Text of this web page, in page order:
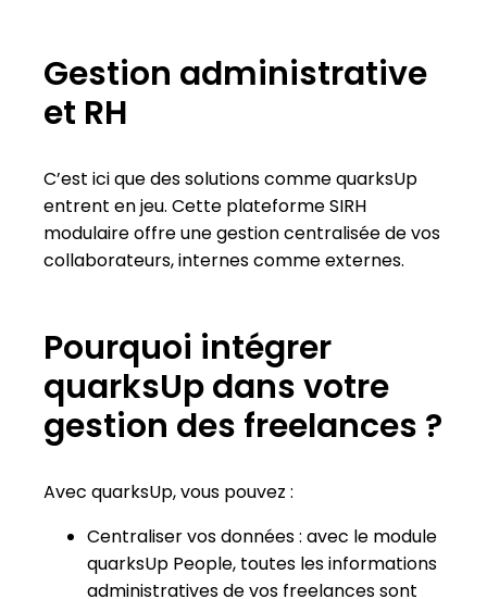
Gestion administrative
et RH
C’est ici que des solutions comme quarksUp
entrent en jeu. Cette plateforme SIRH
modulaire offre une gestion centralisée de vos
collaborateurs, internes comme externes.
Pourquoi intégrer
quarksUp dans votre
gestion des freelances ?
Avec quarksUp, vous pouvez :
Centraliser vos données : avec le module
quarksUp People, toutes les informations
administratives de vos freelances sont